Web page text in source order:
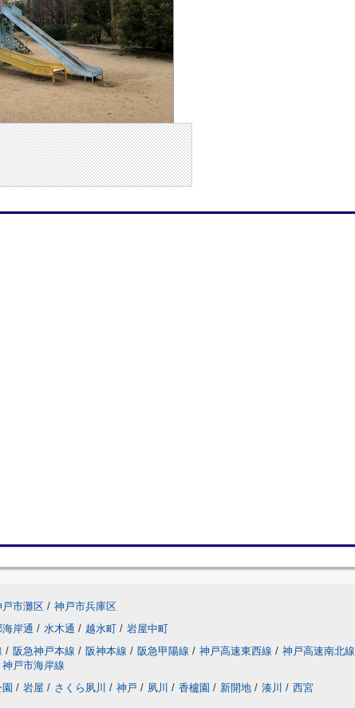
戸市灘区 / 神戸市兵庫区
海岸通 / 水木通 / 越水町 / 岩屋中町
/ 阪急神戸本線 / 阪神本線 / 阪急甲陽線 / 神戸高速東西線 / 神戸高速南北線
神戸市海岸線
/ 岩屋 / さくら夙川 / 神戸 / 夙川 / 香櫨園 / 新開地 / 湊川 / 西宮